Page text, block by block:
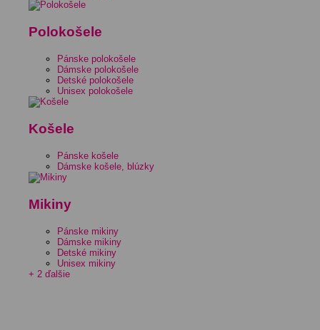
Polokošele
Pánske polokošele
Dámske polokošele
Detské polokošele
Unisex polokošele
Košele
Pánske košele
Dámske košele, blúzky
Mikiny
Pánske mikiny
Dámske mikiny
Detské mikiny
Unisex mikiny
+ 2 ďalšie